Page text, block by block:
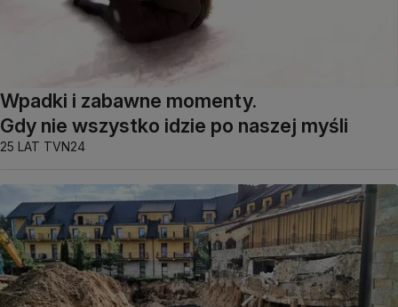
Wpadki i zabawne momenty.
Gdy nie wszystko idzie po naszej myśli
25 LAT TVN24